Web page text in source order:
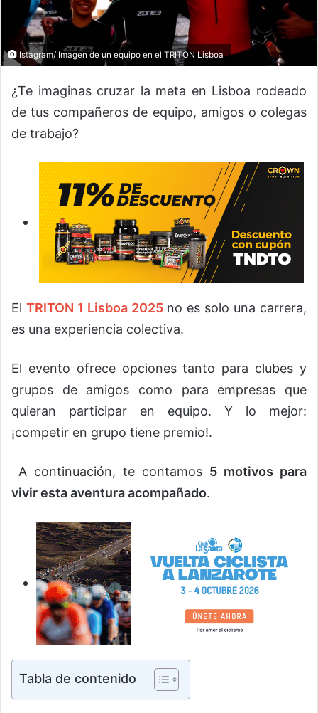
Istagram/ Imagen de un equipo en el TRITON Lisboa
¿Te imaginas cruzar la meta en Lisboa rodeado
de tus compañeros de equipo, amigos o colegas
de trabajo?
El TRITON 1 Lisboa 2025no es solo una carrera,
es una experiencia colectiva.
El evento ofrece opciones tanto para clubes y
grupos de amigos como para empresas que
quieran participar en equipo. Y lo mejor:
¡competir en grupo tiene premio!.
A continuación, te contamos 5 motivos para
vivir esta aventura acompañado.
Tabla de contenido